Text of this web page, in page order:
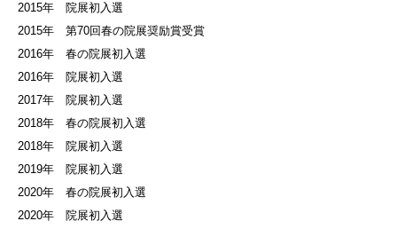
2015年 院展初入選
2015年 第70回春の院展奨励賞受賞
2016年 春の院展初入選
2016年 院展初入選
2017年 院展初入選
2018年 春の院展初入選
2018年 院展初入選
2019年 院展初入選
2020年 春の院展初入選
2020年 院展初入選